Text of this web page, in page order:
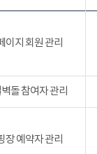
이지 회원 관리
돌 참여자 관리
장 예약자 관리